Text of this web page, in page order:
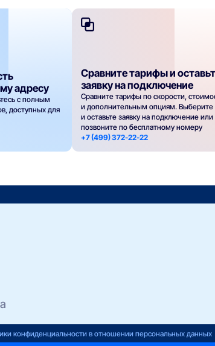
адресу
с полным
доступных для
Сравните тарифы и
заявку на подключение
Сравните тарифы по скорости,
и дополнительным опциям.
и оставьте заявку на подключение или
позвоните по бесплатному номеру
+7 (499) 372-22-22
конфиденциальности в отношении персональных данных
с 10 до 22 часов.
после 22:00, консультант свяжется с Вами